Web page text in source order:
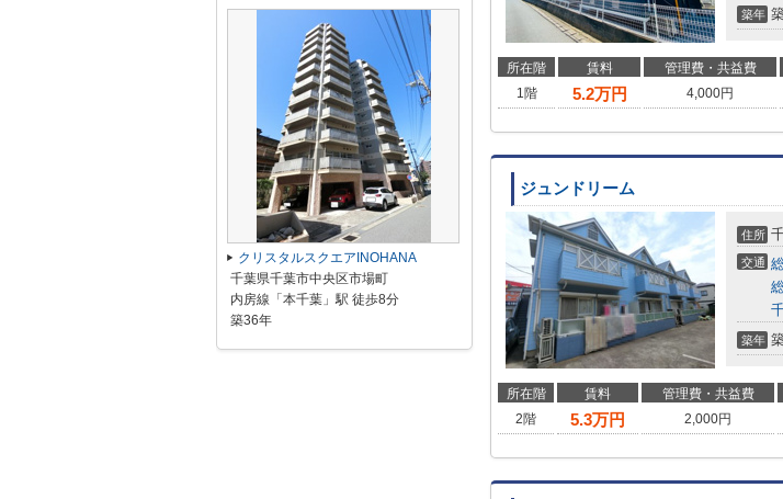
築年
所在階 賃料 管理費・共益費
1階
5.2万円 4,000円
ジュンドリーム
住所
交通
築年
所在階 賃料 管理費・共益費
2階
5.3万円 2,000円
クリスタルスクエアINOHANA
千葉県千葉市中央区市場町
内房線「本千葉」駅 徒歩8分
築36年